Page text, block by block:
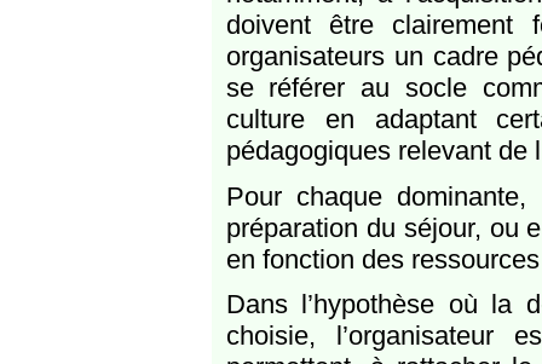
doivent être clairement
organisateurs un cadre
se référer au socle
culture en adaptant
pédagogiques relevant de
Pour chaque
préparation du séjour, ou
en fonction des
Dans l’hypothèse où la
choisie,